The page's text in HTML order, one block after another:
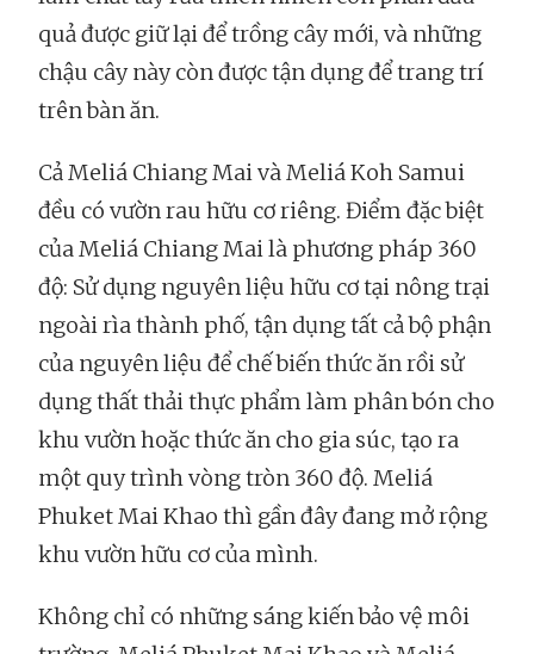
quả được giữ lại để trồng cây mới, và những
chậu cây này còn được tận dụng để trang trí
trên bàn ăn.
Cả Meliá Chiang Mai và Meliá Koh Samui
đều có vườn rau hữu cơ riêng. Điểm đặc biệt
của Meliá Chiang Mai là phương pháp 360
độ: Sử dụng nguyên liệu hữu cơ tại nông trại
ngoài rìa thành phố, tận dụng tất cả bộ phận
của nguyên liệu để chế biến thức ăn rồi sử
dụng thất thải thực phẩm làm phân bón cho
khu vườn hoặc thức ăn cho gia súc, tạo ra
một quy trình vòng tròn 360 độ. Meliá
Phuket Mai Khao thì gần đây đang mở rộng
khu vườn hữu cơ của mình.
Không chỉ có những sáng kiến bảo vệ môi